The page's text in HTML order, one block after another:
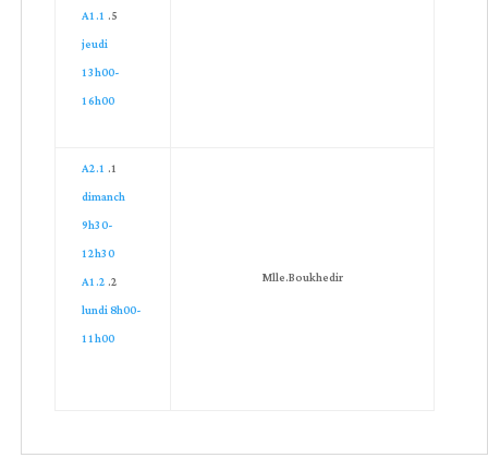
A1.1
jeudi
13h00-
16h00
Mlle.Boukhedir
A2.1
dimanch
9h30-
12h30
A1.2
lundi 8h00-
11h00